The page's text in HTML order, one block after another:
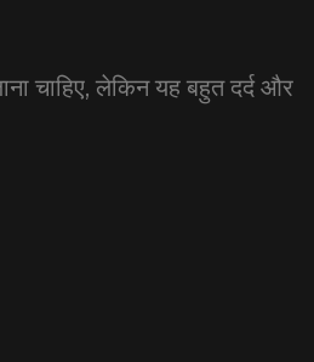
चाहिए, लेकिन यह बहुत दर्द और